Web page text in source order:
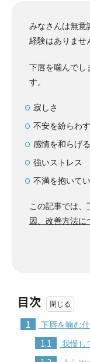
みなさんは無意
経験はありませ
下唇を噛んでし
す。
寂しさ
不安を紛らわ
感情を和らげ
強いストレス
不満を抱いて
この記事では、
因、改善方法に
目次
1 下唇を噛む
1.1 我慢し